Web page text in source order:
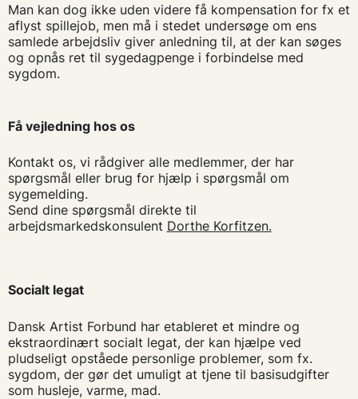
Man kan dog ikke uden videre få kompensation for fx et
aflyst spillejob, men må i stedet undersøge om ens
samlede arbejdsliv giver anledning til, at der kan søges
og opnås ret til sygedagpenge i forbindelse med
sygdom.
Få vejledning hos os
Kontakt os, vi rådgiver alle medlemmer, der har
spørgsmål eller brug for hjælp i spørgsmål om
sygemelding.
Send dine spørgsmål direkte til
arbejdsmarkedskonsulent Dorthe Korfitzen.
Socialt legat
Dansk Artist Forbund har etableret et mindre og
ekstraordinært socialt legat, der kan hjælpe ved
pludseligt opståede personlige problemer, som fx.
sygdom, der gør det umuligt at tjene til basisudgifter
som husleje, varme, mad.